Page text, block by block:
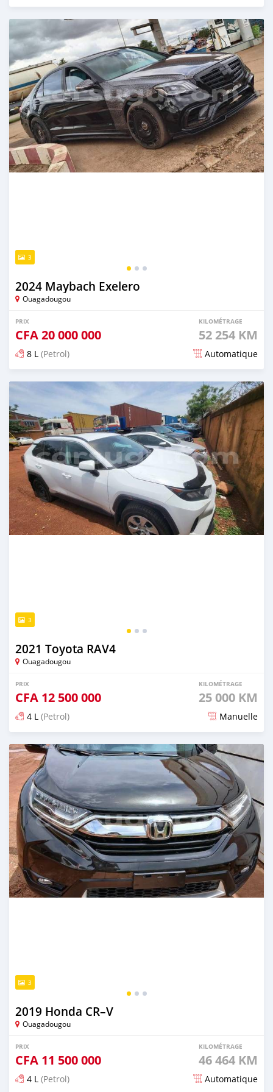
Publié il y a 2 jours
3
2024 Maybach Exelero
Ouagadougou
PRIX
CFA20 000 000
KILOMÉTRAGE
52 254 KM
8 L (Petrol) Automatique
Publié il y a 2 jours
3
2021 Toyota RAV4
Ouagadougou
PRIX
CFA 12 500 000
KILOMÉTRAGE
25 000 KM
4 L (Petrol) Manuelle
Publié il y a 2 jours
3
2019 Honda CR–V
Ouagadougou
PRIX
CFA 11 500 000
KILOMÉTRAGE
46 464 KM
4 L (Petrol) Automatique